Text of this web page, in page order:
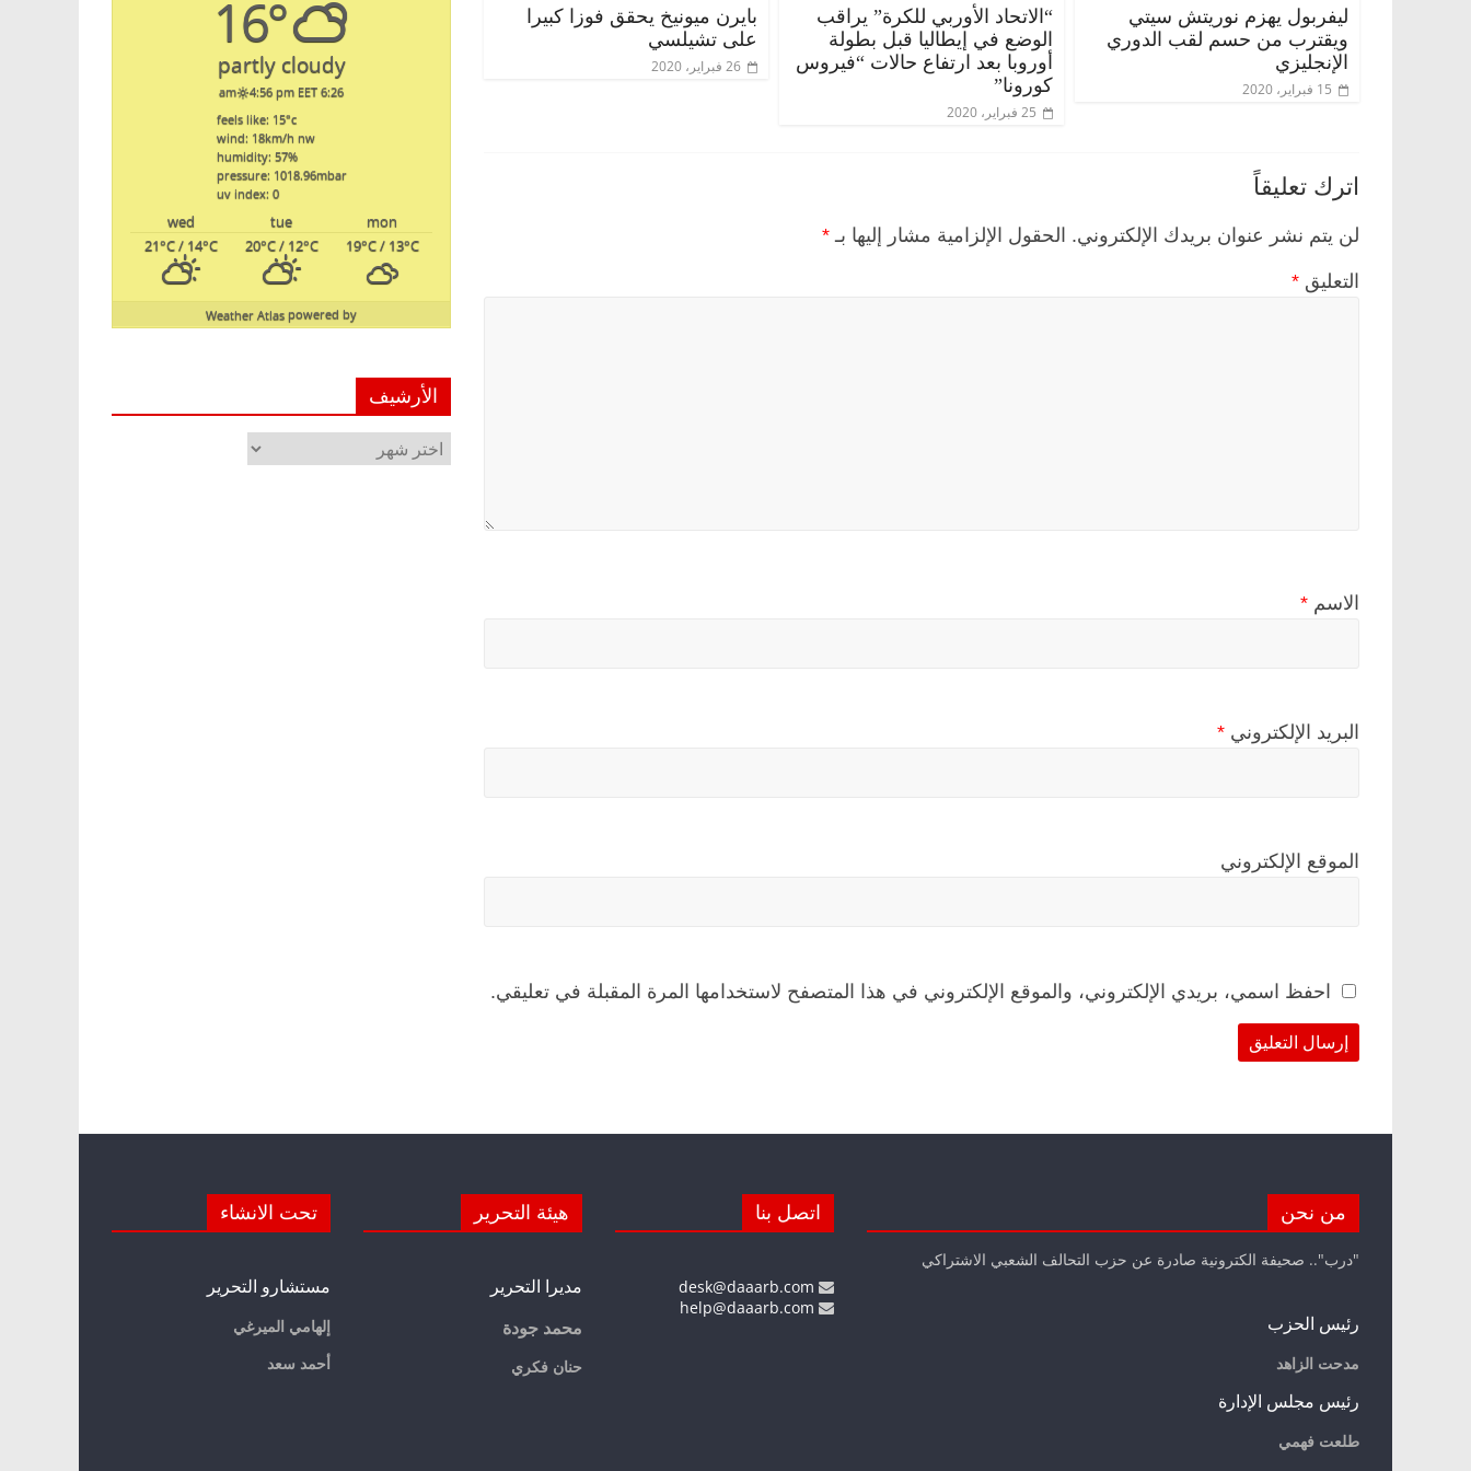
ليفربول يهزم نوريتش سيتي
ويقترب من حسم لقب الدوري
الإنجليزي
15 فبراير، 2020
“الاتحاد الأوربي للكرة” يراقب
الوضع في إيطاليا قبل بطولة
أوروبا بعد ارتفاع حالات “فيروس
كورونا”
25 فبراير، 2020
بايرن ميونيخ يحقق فوزا كبيرا
على تشيلسي
26 فبراير، 2020
اترك تعليقاً
لن يتم نشر عنوان بريدك الإلكتروني. الحقول الإلزامية مشار إليها بـ *
التعليق *
الاسم *
البريد الإلكتروني *
الموقع الإلكتروني
احفظ اسمي، بريدي الإلكتروني، والموقع الإلكتروني في هذا المتصفح لاستخدامها المرة المقبلة في تعليقي.
16°
partly cloudy
6:26 am
4:56 pm EET
feels like: 15°c
wind: 18km/h nw
humidity: 57%
pressure: 1018.96mbar
uv index: 0
mon
tue
wed
19°C/ 13°C
20°C/ 12°C
21°C/ 14°C
powered by
Weather Atlas
الأرشيف
الأرشيف
من نحن
"درب".. صحيفة الكترونية صادرة عن حزب التحالف الشعبي الاشتراكي
رئيس الحزب
مدحت الزاهد
رئيس مجلس الإدارة
طلعت فهمي
اتصل بنا هيئة التحرير
مديرا التحرير
محمد جودة
حنان فكري
تحت الانشاء
مستشارو التحرير
إلهامي الميرغي
أحمد سعد